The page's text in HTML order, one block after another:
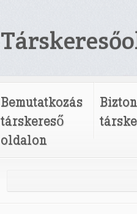
Bemutatkozás
társkereső
oldalon